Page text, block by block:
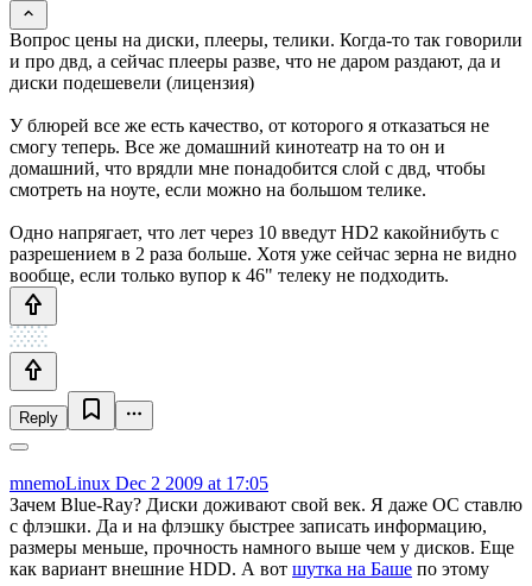
Вопрос цены на диски, плееры, телики. Когда-то так говорили
и про двд, а сейчас плееры разве, что не даром раздают, да и
диски подешевели (лицензия)
У блюрей все же есть качество, от которого я отказаться не
смогу теперь. Все же домашний кинотеатр на то он и
домашний, что врядли мне понадобится слой с двд, чтобы
смотреть на ноуте, если можно на большом телике.
Одно напрягает, что лет через 10 введут HD2 какойнибуть с
разрешением в 2 раза больше. Хотя уже сейчас зерна не видно
вообще, если только вупор к 46" телеку не подходить.
Reply
mnemoLinux Dec 2 2009 at 17:05
Зачем Blue-Ray? Диски доживают свой век. Я даже ОС ставлю
с флэшки. Да и на флэшку быстрее записать информацию,
размеры меньше, прочность намного выше чем у дисков. Еще
как вариант внешние HDD. А вот шутка на Баше по этому